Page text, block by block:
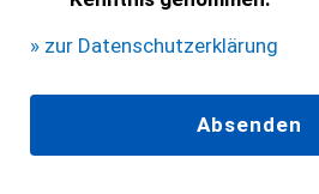
» zur Datenschutzerklärung